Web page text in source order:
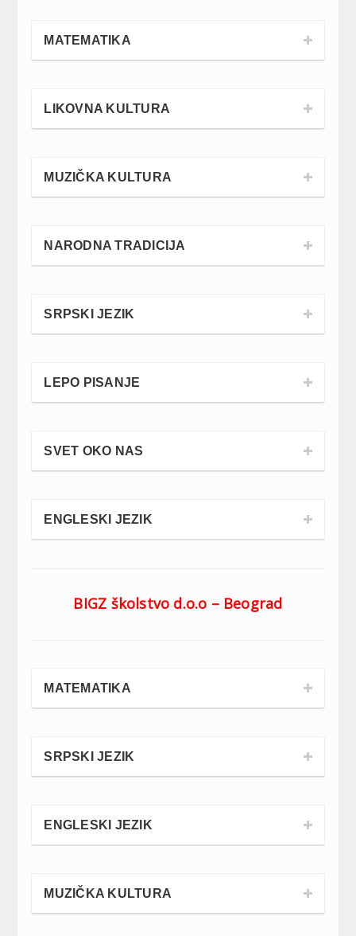
MATEMATIKA
LIKOVNA KULTURA
MUZIČKA KULTURA
NARODNA TRADICIJA
SRPSKI JEZIK
LEPO PISANJE
SVET OKO NAS
ENGLESKI JEZIK
BIGZ školstvo d.o.o – Beograd
MATEMATIKA
SRPSKI JEZIK
ENGLESKI JEZIK
MUZIČKA KULTURA